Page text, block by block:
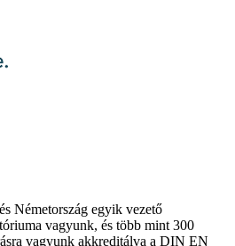
Németország egyik vezető
vagyunk, és több mint 300
vagyunk akkreditálva a DIN EN